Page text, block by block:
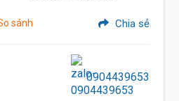
sánh Chia sẻ
0904439653